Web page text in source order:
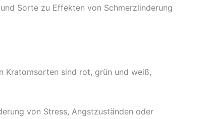
Sorte zu Effekten von Schmerzlinderung
Kratomsorten sind rot, grün und weiß,
von Stress, Angstzuständen oder